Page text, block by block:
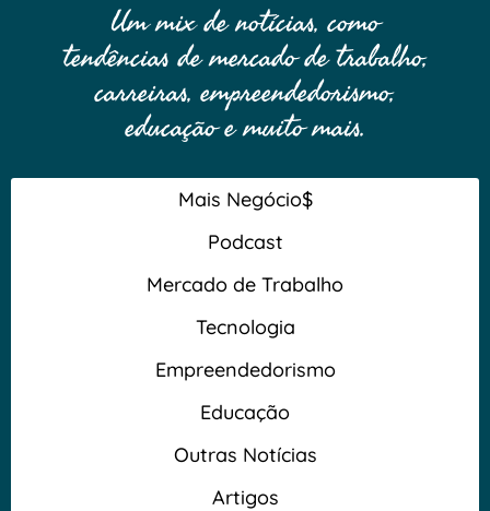
Um mix de notícias, como
tendências de mercado de trabalho,
carreiras, empreendedorismo,
educação e muito mais.
Mais Negócio$
Podcast
Mercado de Trabalho
Tecnologia
Empreendedorismo
Educação
Outras Notícias
Artigos